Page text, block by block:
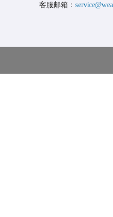
客服邮箱：